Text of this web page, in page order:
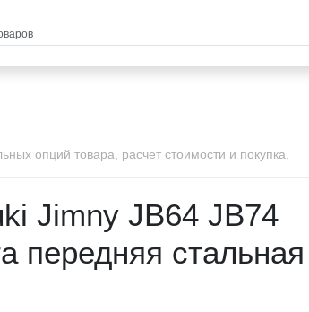
опций товара, расчет стоимости и покупка.
Jimny JB64 JB74
передняя стальная